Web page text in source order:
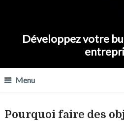
Développez votre
Menu
Pourquoi faire des